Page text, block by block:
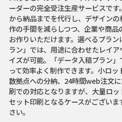
ーダーの完全受注生産サービスで
から納品までを代行し、デザイン
作の手間を減らしつつ、企業や商
お作りいただけます。選べるプラ
ラン」では、用途に合わせたレイ
イズが可能。「データ入稿プラン
って効率よく制作できます。小ロ
数拠点への分納、24時間web注文
刷での対応となりますが、大量ロ
セット印刷となるケースがござい
さい。